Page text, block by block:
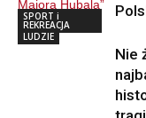
SPORT i
REKREACJA
LUDZIE
Nie